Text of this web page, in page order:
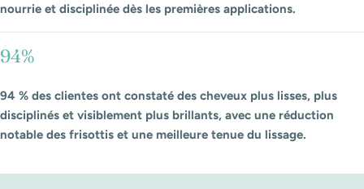
nourrie et disciplinée dès les premières applications.
94%
94 % des clientes ont constaté des cheveux plus lisses, plus
disciplinés et visiblement plus brillants, avec une réduction
notable des frisottis et une meilleure tenue du lissage.